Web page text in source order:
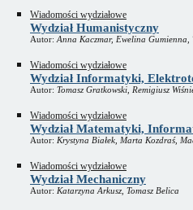
Wiadomości wydziałowe
Wydział Humanistyczny
Autor: Anna Kaczmar, Ewelina Gumienna,
Wiadomości wydziałowe
Wydział Informatyki,
Autor: Tomasz Gratkowski, Remigiusz
Wiadomości wydziałowe
Wydział Matematyki,
Autor: Krystyna Białek, Marta Kozdraś,
Wiadomości wydziałowe
Wydział Mechaniczny
Autor: Katarzyna Arkusz, Tomasz Belica